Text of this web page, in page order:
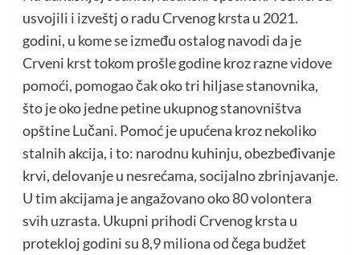
usvojili i izveštj o radu Crvenog krsta u 2021.
godini, u kome se između ostalog navodi da je
Crveni krst tokom prošle godine kroz razne vidove
pomoći, pomogao čak oko tri hiljase stanovnika,
što je oko jedne petine ukupnog stanovništva
opštine Lučani. Pomoć je upućena kroz nekoliko
stalnih akcija, i to: narodnu kuhinju, obezbeđivanje
krvi, delovanje u nesrećama, socijalno zbrinjavanje.
U tim akcijama je angažovano oko 80 volontera
svih uzrasta. Ukupni prihodi Crvenog krsta u
protekloj godini su 8,9 miliona od čega budžet